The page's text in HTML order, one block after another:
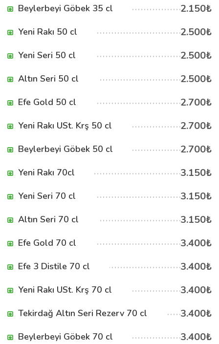
Beylerbeyi Göbek 35 cl 2.150₺
Yeni Rakı 50 cl 2.500₺
Yeni Seri 50 cl 2.500₺
Altın Seri 50 cl 2.500₺
Efe Gold 50 cl 2.700₺
Yeni Rakı USt. Krş 50 cl 2.700₺
Beylerbeyi Göbek 50 cl 2.700₺
Yeni Rakı 70cl 3.150₺
Yeni Seri 70 cl 3.150₺
Altın Seri 70 cl 3.150₺
Efe Gold 70 cl 3.400₺
Efe 3 Distile 70 cl 3.400₺
Yeni Rakı USt. Krş 70 cl 3.400₺
Tekirdağ Altın Seri Rezerv 70 cl 3.400₺
Beylerbeyi Göbek 70 cl 3.400₺